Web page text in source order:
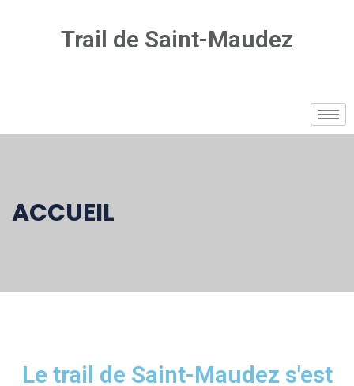
Trail de Saint-Maudez
ACCUEIL
Le trail de Saint-Maudez s'est